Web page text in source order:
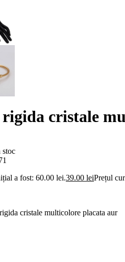
cristale
stoc
a fost: 60.00 lei.39.00 leiPrețul
cristale multicolore placata aur